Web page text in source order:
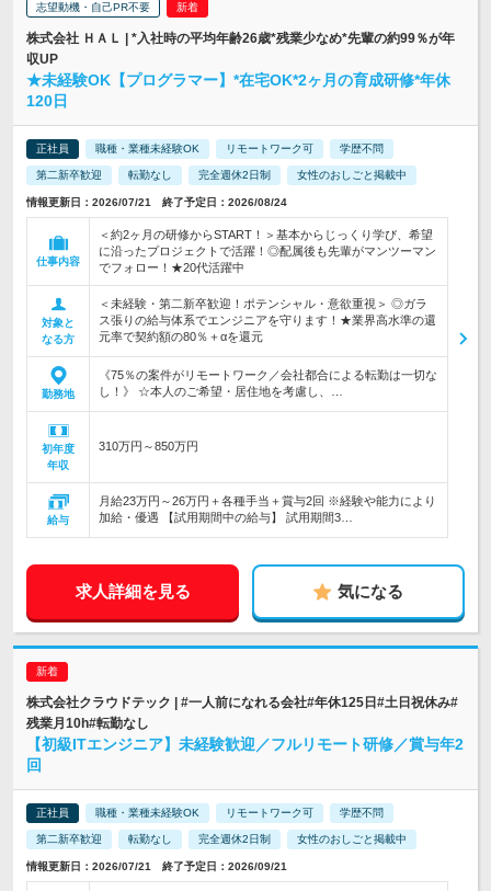
志望動機・自己PR不要
株式会社 ＨＡＬ | *入社時の平均年齢26歳*残業少なめ*先輩の約99％が年
収UP
★未経験OK【プログラマー】*在宅OK*2ヶ月の育成研修*年休
120日
正社員 職種・業種未経験OK リモートワーク可 学歴不問
第二新卒歓迎 転勤なし 完全週休2日制 女性のおしごと掲載中
情報更新日：2026/07/21 終了予定日：2026/08/24
仕事内容
＜約2ヶ月の研修からSTART！＞基本からじっくり学び、希望
に沿ったプロジェクトで活躍！◎配属後も先輩がマンツーマン
でフォロー！★20代活躍中
対象と
なる方
＜未経験・第二新卒歓迎！ポテンシャル・意欲重視＞ ◎ガラ
ス張りの給与体系でエンジニアを守ります！★業界高水準の還
元率で契約額の80％＋αを還元
勤務地
《75％の案件がリモートワーク／会社都合による転勤は一切な
し！》 ☆本人のご希望・居住地を考慮し、…
初年度
年収
310万円～850万円
給与
月給23万円～26万円＋各種手当＋賞与2回 ※経験や能力により
加給・優遇 【試用期間中の給与】 試用期間3…
求人詳細を見る 気になる
株式会社クラウドテック | #一人前になれる会社#年休125日#土日祝休み#
残業月10h#転勤なし
【初級ITエンジニア】未経験歓迎／フルリモート研修／賞与年2
回
正社員 職種・業種未経験OK リモートワーク可 学歴不問
第二新卒歓迎 転勤なし 完全週休2日制 女性のおしごと掲載中
情報更新日：2026/07/21 終了予定日：2026/09/21